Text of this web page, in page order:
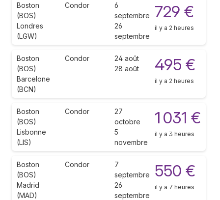
Boston
(BOS)
Londres
(LGW)
Condor
6
septembre
26
septembre
729 €
il y a 2 heures
Boston
(BOS)
Barcelone
(BCN)
Condor
24 août
28 août
495 €
il y a 2 heures
Boston
(BOS)
Lisbonne
(LIS)
Condor
27
octobre
5
novembre
1 031 €
il y a 3 heures
Boston
(BOS)
Madrid
(MAD)
Condor
7
septembre
26
septembre
550 €
il y a 7 heures